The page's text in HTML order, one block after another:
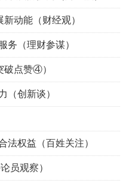
动能（财经观）
务（理财参谋）
破点赞④）
（创新谈）
法权益（百姓关注）
员观察）